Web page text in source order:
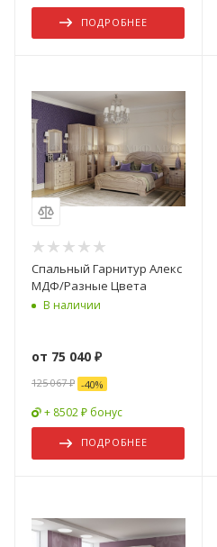
ПОДРОБНЕЕ
Спальный Гарнитур Алекс
МДФ/Разные Цвета
В наличии
от 75 040 ₽
125 067 ₽ -40%
+ 8502 ₽ бонус
ПОДРОБНЕЕ